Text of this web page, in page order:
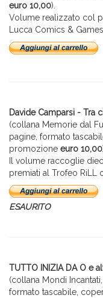
euro 10,00).
Volume realizzato col
Lucca Comics &
Davide Camparsi - Tra
(collana Memorie dal
pagine, formato
promozione euro 10,00
Il volume raccoglie
premiati al Trofeo RiLL
ESAURITO
TUTTO INIZIA DA O e
(collana Mondi
formato tascabile,